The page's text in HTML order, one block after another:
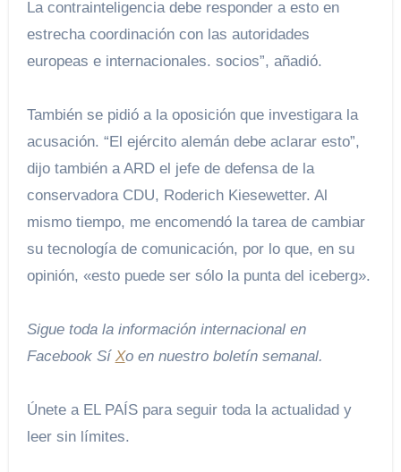
La contrainteligencia debe responder a esto en
estrecha coordinación con las autoridades
europeas e internacionales. socios”, añadió.
También se pidió a la oposición que investigara la
acusación. “El ejército alemán debe aclarar esto”,
dijo también a ARD el jefe de defensa de la
conservadora CDU, Roderich Kiesewetter. Al
mismo tiempo, me encomendó la tarea de cambiar
su tecnología de comunicación, por lo que, en su
opinión, «esto puede ser sólo la punta del iceberg».
Sigue toda la información internacional en
FacebookSí Xo en nuestro boletín semanal.
Únete a EL PAÍS para seguir toda la actualidad y
leer sin límites.